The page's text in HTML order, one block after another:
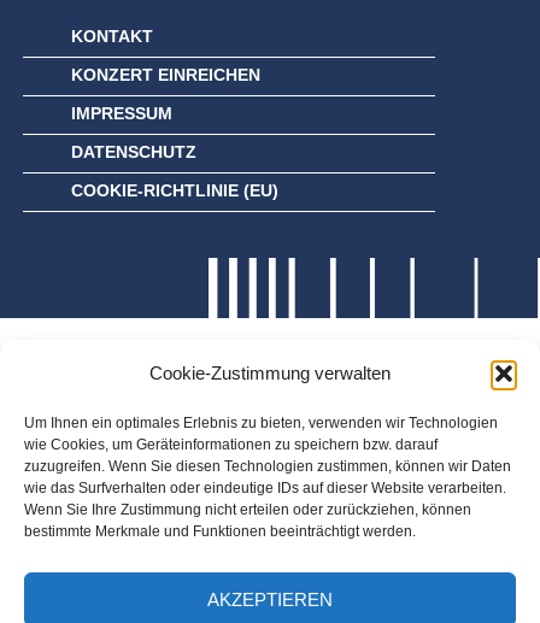
Cookie-Zustimmung verwalten
Um Ihnen ein optimales Erlebnis zu bieten, verwenden wir Technologien
wie Cookies, um Geräteinformationen zu speichern bzw. darauf
zuzugreifen. Wenn Sie diesen Technologien zustimmen, können wir Daten
wie das Surfverhalten oder eindeutige IDs auf dieser Website verarbeiten.
Wenn Sie Ihre Zustimmung nicht erteilen oder zurückziehen, können
bestimmte Merkmale und Funktionen beeinträchtigt werden.
AKZEPTIEREN
KONTAKT
KONZERT EINREICHEN
IMPRESSUM
DATENSCHUTZ
COOKIE-RICHTLINIE (EU)